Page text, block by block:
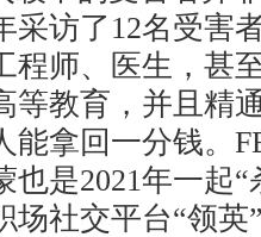
采访了12名受害
程师、医生，甚
等教育，并且精
能拿回一分钱。
也是2021年一起
场社交平台“领英